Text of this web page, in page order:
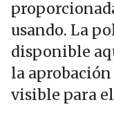
usando. La
disponible
la
visible para